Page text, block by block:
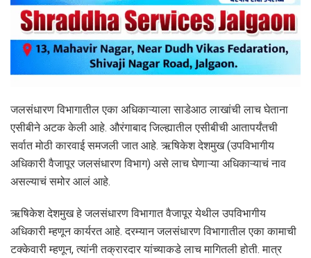
जलसंधारण विभागातील एका अधिकाऱ्याला साडेआठ लाखांची लाच घेताना
एसीबीने अटक केली आहे. औरंगाबाद जिल्ह्यातील एसीबीची आतापर्यंतची
सर्वात मोठी कारवाई समजली जात आहे. ऋषिकेश देशमुख (उपविभागीय
अधिकारी वैजापूर जलसंधारण विभाग) असे लाच घेणाऱ्या अधिकाऱ्याचं नाव
असल्याचं समोर आलं आहे.
ऋषिकेश देशमुख हे जलसंधारण विभागात वैजापूर येथील उपविभागीय
अधिकारी म्हणून कार्यरत आहे. दरम्यान जलसंधारण विभागातील एका कामाची
टक्केवारी म्हणून, त्यांनी तक्रारदार यांच्याकडे लाच मागितली होती. मात्र